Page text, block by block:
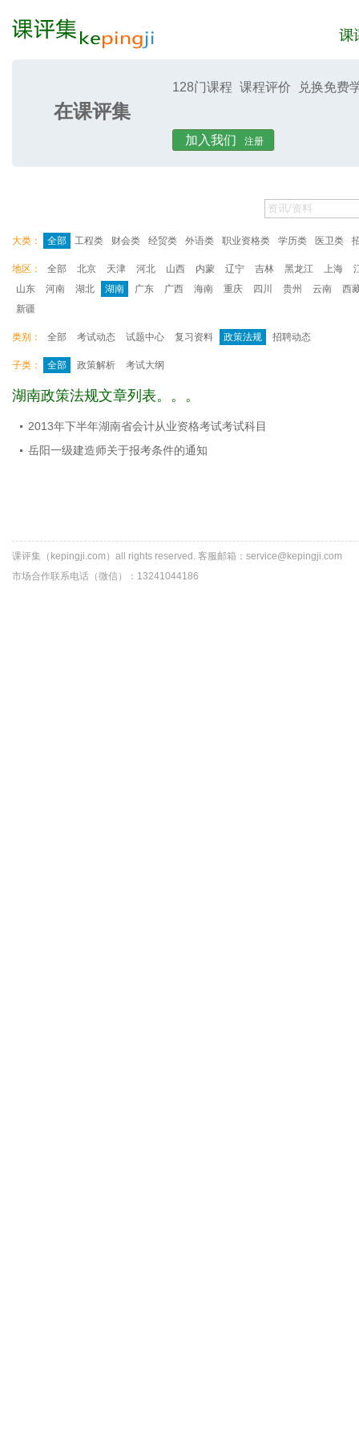
课评集在课评集
128门课程 课程评价 兑换免费
加入我们 注册
大类： 全部 工程类 财会类 经贸类 外语类 职业资格类 学历类 医卫类
地区： 全部 北京 天津 河北 山西 内蒙 辽宁 吉林 黑龙江 上海
山东
河南 湖北 湖南 广东 广西 海南 重庆 四川 贵州 云南
西
新疆
类别： 全部 考试动态 试题中心 复习资料 政策法规 招聘动态
子类： 全部 政策解析 考试大纲
湖南政策法规文章列表。。。
2013年下半年湖南省会计从业资格考试考试科目
岳阳一级建造师关于报考条件的通知
课评集（kepingji.com）all rights reserved. 客服邮箱：service@kepingji.com
市场合作联系电话（微信）：13241044186